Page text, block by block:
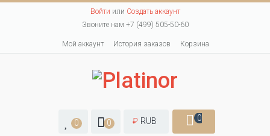
Войти или Создать аккаунт
Звоните нам +7 (499) 505-50-60
Мой аккаунт История заказов Корзина
0 0 ₽ RUB 0